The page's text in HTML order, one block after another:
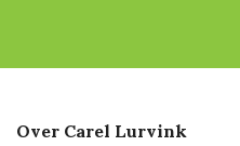
Over Carel Lurvink